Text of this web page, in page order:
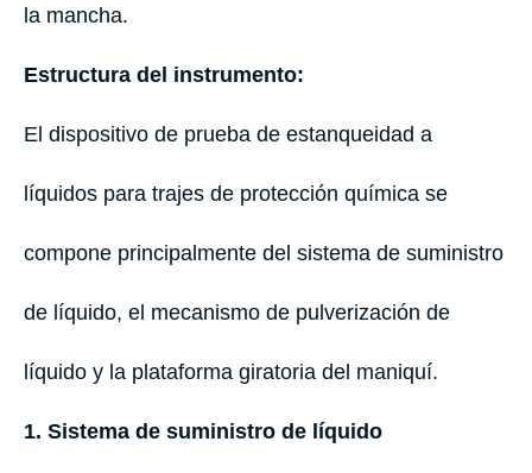
la mancha.
Estructura del instrumento:
El dispositivo de prueba de estanqueidad a
líquidos para trajes de protección química se
compone principalmente del sistema de suministro
de líquido, el mecanismo de pulverización de
líquido y la plataforma giratoria del maniquí.
1. Sistema de suministro de líquido